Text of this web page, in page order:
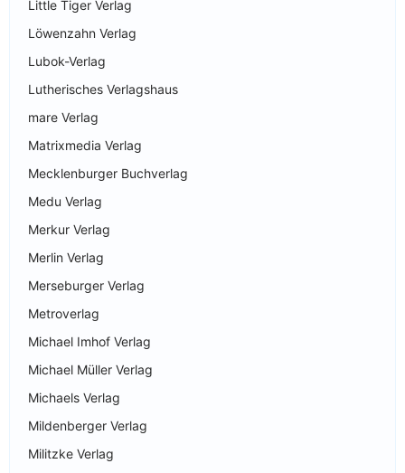
Little Tiger Verlag
Löwenzahn Verlag
Lubok-Verlag
Lutherisches Verlagshaus
mare Verlag
Matrixmedia Verlag
Mecklenburger Buchverlag
Medu Verlag
Merkur Verlag
Merlin Verlag
Merseburger Verlag
Metroverlag
Michael Imhof Verlag
Michael Müller Verlag
Michaels Verlag
Mildenberger Verlag
Militzke Verlag